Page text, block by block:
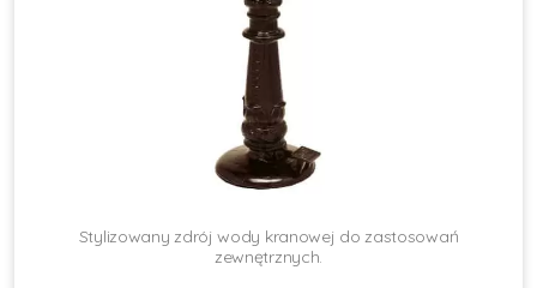
Stylizowany zdrój wody kranowej do zastosowań
zewnętrznych.